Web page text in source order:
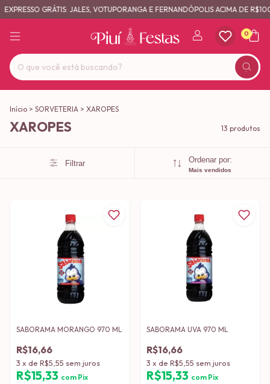
GRÁTIS: JALES, VOTUPORANGA E FERNANDÓPOLIS ACIMA DE R$100
0
Início > SORVETERIA > XAROPES
XAROPES 13 produtos
Filtrar Ordenar por:
Mais vendidos
SABORAMA MORANGO 970 ML
R$16,66
3 x de R$5,55 sem juros
R$15,33 com Pix
SABORAMA UVA 970 ML
R$16,66
3 x de R$5,55 sem juros
R$15,33 com Pix